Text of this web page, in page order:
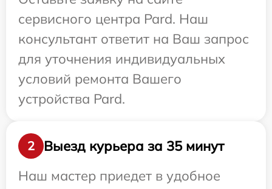
сервисного центра Pard. Наш
консультант ответит на Ваш запрос
для уточнения индивидуальных
условий ремонта Вашего
устройства Pard.
2
Выезд курьера за 35 минут
Наш мастер приедет в удобное